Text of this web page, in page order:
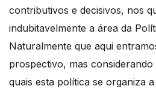
contributivos e decisivos, nos
indubitavelmente a área da
Naturalmente que aqui
prospectivo, mas
quais esta política se organiza